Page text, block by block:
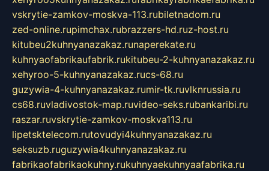
vskrytie-zamkov-moskva-113.rubiletnadom.ru
zed-online.rupimchax.rubrazzers-hd.ruz-host.ru
kitubeu2kuhnyanazakaz.runaperekate.ru
kuhnyaofabrikaufabrik.rukitubeu-2-kuhnyanazakaz.ru
xehyroo-5-kuhnyanazakaz.rucs-68.ru
guzywia-4-kuhnyanazakaz.rumir-tk.ruvlknrussia.ru
cs68.ruvladivostok-map.ruvideo-seks.rubankaribi.ru
raszar.ruvskrytie-zamkov-moskva113.ru
lipetsktelecom.rutovudyi4kuhnyanazakaz.ru
seksuzb.ruguzywia4kuhnyanazakaz.ru
fabrikaofabrikaokuhny.rukuhnyaekuhnyaafabrika.ru